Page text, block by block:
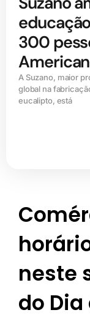
300
A Suzano, maior
global na
eucalipto, está
neste
do Dia